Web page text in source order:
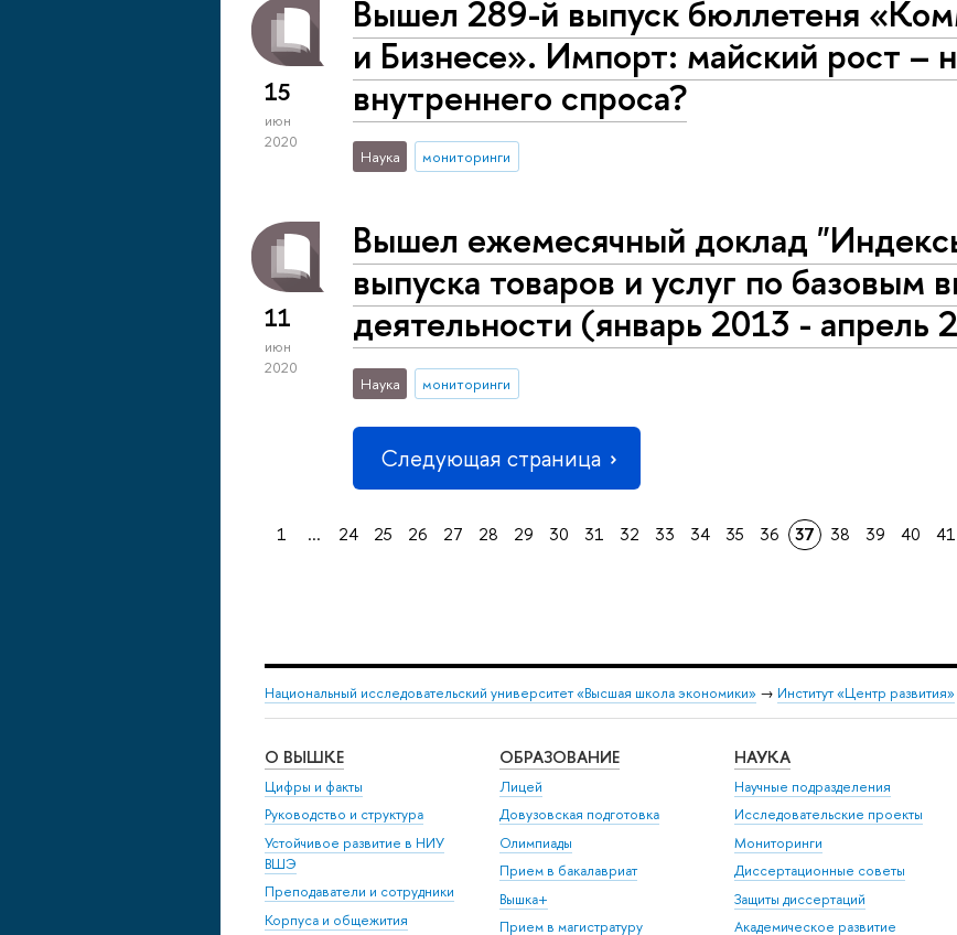
15
июн
2020
Вышел 289-й выпуск бюллетеня
и Бизнесе». Импорт: майский рост –
внутреннего спроса?
Наука мониторинги
11
июн
2020
Вышел ежемесячный доклад
выпуска товаров и услуг по базовым
деятельности (январь 2013 - апрель
Наука мониторинги
Следующая страница
1 ... 24 25 26 27 28 29 30 31 32 33 34 35 36 37 38 39 40 41
Национальный исследовательский университет «Высшая школа экономики» → Институт «Центр развития»
О ВЫШКЕ
Цифры и факты
Руководство и структура
Устойчивое развитие в НИУ
ВШЭ
Преподаватели и сотрудники
Корпуса и общежития
ОБРАЗОВАНИЕ
Лицей
Довузовская подготовка
Олимпиады
Прием в бакалавриат
Вышка+
Прием в магистратуру
НАУКА
Научные подразделения
Исследовательские проекты
Мониторинги
Диссертационные советы
Защиты диссертаций
Академическое развитие